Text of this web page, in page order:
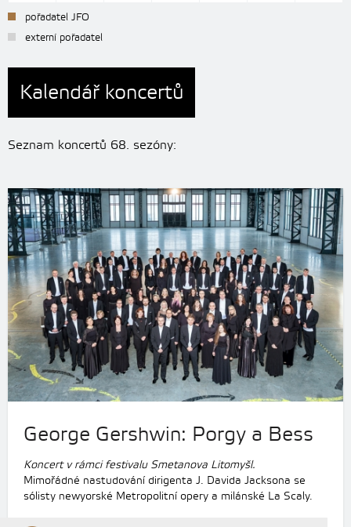
pořadatel JFO
externí pořadatel
Kalendář koncertů
Seznam koncertů 68. sezóny:
George Gershwin: Porgy a Bess
Koncert v rámci festivalu Smetanova Litomyšl.
Mimořádné nastudování dirigenta J. Davida Jacksona se
sólisty newyorské Metropolitní opery a milánské La Scaly.